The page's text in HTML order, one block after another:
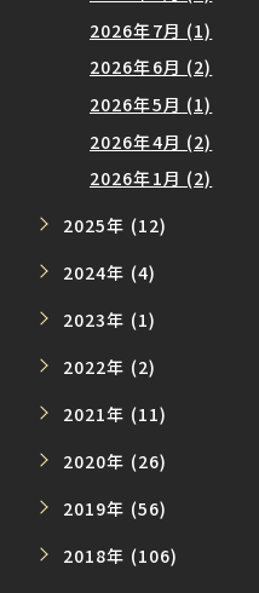
2026年7月 (1)
2026年6月 (2)
2026年5月 (1)
2026年4月 (2)
2026年1月 (2)
2025年 (12)
2024年 (4)
2023年 (1)
2022年 (2)
2021年 (11)
2020年 (26)
2019年 (56)
2018年 (106)